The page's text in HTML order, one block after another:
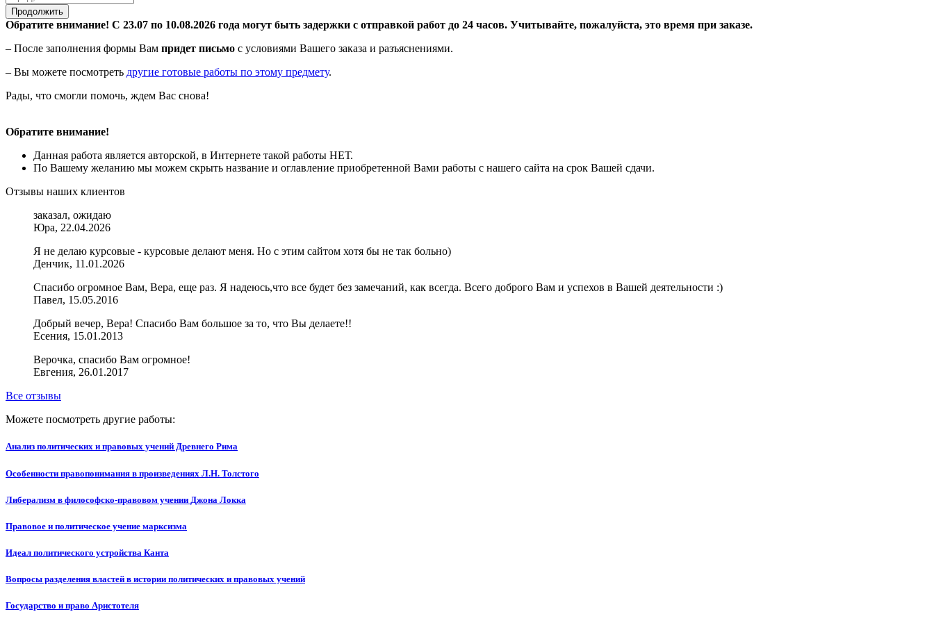
Продолжить
Обратите внимание! С 23.07 по 10.08.2026 года могут быть задержки с отправкой работ до 24 часов. Учитывайте, пожалуйста, это время при заказе.
– После заполнения формы Вам придет письмо с условиями Вашего заказа и разъяснениями.
– Вы можете посмотреть другие готовые работы по этому предмету.
Рады, что смогли помочь, ждем Вас снова!
Обратите внимание!
Данная работа является авторской, в Интернете такой работы НЕТ.
По Вашему желанию мы можем скрыть название и оглавление приобретенной Вами работы с нашего сайта на срок Вашей сдачи.
Отзывы наших клиентов
заказал, ожидаю
Юра, 22.04.2026
Я не делаю курсовые - курсовые делают меня. Но с этим сайтом хотя бы не так больно)
Денчик, 11.01.2026
Спасибо огромное Вам, Вера, еще раз. Я надеюсь,что все будет без замечаний, как всегда. Всего доброго Вам и успехов в Вашей деятельности :)
Павел, 15.05.2016
Добрый вечер, Вера! Спасибо Вам большое за то, что Вы делаете!!
Есения, 15.01.2013
Верочка, спасибо Вам огромное!
Евгения, 26.01.2017
Все отзывы
Можете посмотреть другие работы:
Анализ политических и правовых учений Древнего Рима
Особенности правопонимания в произведениях Л.Н. Толстого
Либерализм в философско-правовом учении Джона Локка
Правовое и политическое учение марксизма
Идеал политического устройства Канта
Вопросы разделения властей в истории политических и правовых учений
Государство и право Аристотеля